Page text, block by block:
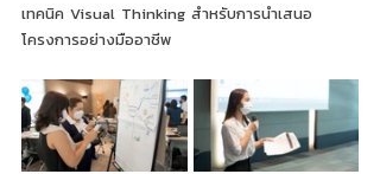
เทคนิค Visual Thinking สำหรับการนำเสนอ
โครงการอย่างมืออาชีพ